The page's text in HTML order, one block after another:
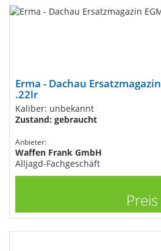
Erma - Dachau
.22lr
Kaliber: unbekannt
Zustand: gebraucht
Anbieter:
Waffen Frank GmbH
Alljagd-Fachgeschäft